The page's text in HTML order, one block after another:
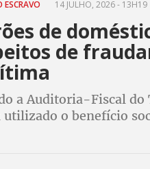
ESCRAVO 14 JULHO, 2026 - 13H19
de
de
a Auditoria-Fiscal
o benefício